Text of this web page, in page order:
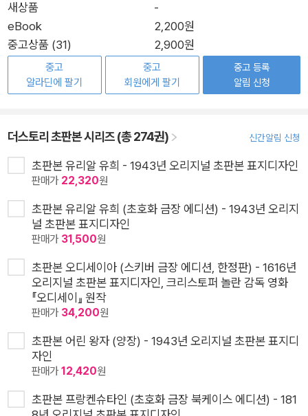
새상품
-
eBook
2,200원
중고상품 (31)
2,900원
중고
알라딘에 팔기
중고
회원에게 팔기
중고 등록
알림 신청
더스토리 초판본 시리즈 (총 274권) 신간알림 신청
초판본 유리알 유희 - 1943년 오리지널 초판본 표지디자인
판매가 22,320원
초판본 유리알 유희 (초호화 금장 에디션) - 1943년 오리지
널 초판본 표지디자인
판매가 31,500원
초판본 오디세이아 (스키버 금장 에디션, 한정판) - 1616년
오리지널 초판본 표지디자인, 크리스토퍼 놀란 감독 영화
『오디세이』 원작
판매가 34,200원
초판본 어린 왕자 (양장) - 1943년 오리지널 초판본 표지디
자인
판매가12,420원
초판본 프랑켄슈타인 (초호화 금장 북케이스 에디션) - 181